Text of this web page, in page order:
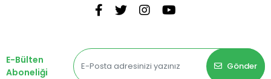
E-Bülten
Aboneliği
Gönder